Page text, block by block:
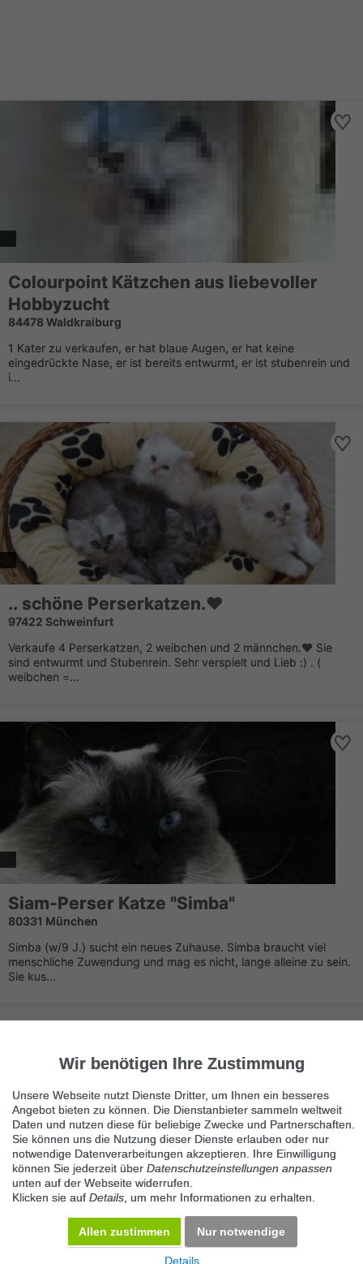
Colourpoint Kätzchen aus liebevoller
Hobbyzucht
84478 Waldkraiburg
1 Kater zu verkaufen, er hat blaue Augen, er hat keine
eingedrückte Nase, er ist bereits entwurmt, er ist stubenrein und
i...
.. schöne Perserkatzen.♥
97422 Schweinfurt
Verkaufe 4 Perserkatzen, 2 weibchen und 2 männchen.♥ Sie
sind entwurmt und Stubenrein. Sehr verspielt und Lieb :) . (
weibchen =...
Siam-Perser Katze "Simba"
80331 München
Simba (w/9 J.) sucht ein neues Zuhause. Simba braucht viel
menschliche Zuwendung und mag es nicht, lange alleine zu sein.
Sie kus...
Immer die neuesten Anzeigen erhalten?
Kein Angebot verpassen, täglich per E-Mail.
Benachrichtigung aktivieren
Wir benötigen Ihre Zustimmung
Unsere Webseite nutzt Dienste Dritter, um Ihnen ein besseres
Angebot bieten zu können. Die Dienstanbieter sammeln weltweit
Daten und nutzen diese für beliebige Zwecke und Partnerschaften.
Sie können uns die Nutzung dieser Dienste erlauben oder nur
notwendige Datenverarbeitungen akzeptieren. Ihre Einwilligung
können Sie jederzeit über Datenschutzeinstellungen anpassen
unten auf der Webseite widerrufen.
Klicken sie auf Details , um mehr Informationen zu erhalten.
Allen zustimmen Nur notwendige
Details